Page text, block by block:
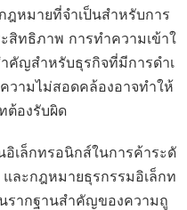
หมายที่จำเป็นสำหรับการ
สิทธิภาพ การทำความเข้าใ
คัญสำหรับธุรกิจที่มีการดำเ
วามไม่สอดคล้องอาจทำให้
ต้องรับผิด
เล็กทรอนิกส์ในการค้าระดั
และกฎหมายธุรกรรมอิเล็กท
รากฐานสำคัญของความถู